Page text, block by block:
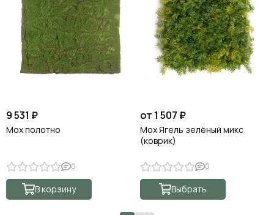
9 531 ₽
Мох полотно
0
В корзину
от 1 507 ₽
Мох Ягель зелёный микс
(коврик)
0
Выбрать